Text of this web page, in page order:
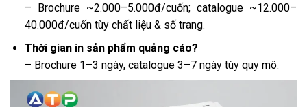
– Brochure ~2.000–5.000đ/cuốn; catalogue ~12.000–
40.000đ/cuốn tùy chất liệu & số trang.
Thời gian in sản phẩm quảng cáo?
– Brochure 1–3 ngày, catalogue 3–7 ngày tùy quy mô.